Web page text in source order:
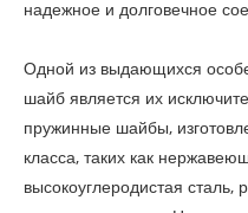
надежное и долговечное
Одной из выдающихся
шайб является их
пружинные шайбы,
класса, таких как
высокоуглеродистая